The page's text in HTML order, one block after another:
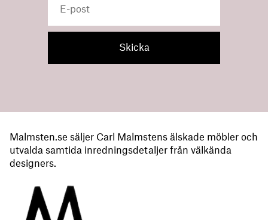
Malmsten.se säljer Carl Malmstens älskade möbler och
utvalda samtida inredningsdetaljer från välkända
designers.